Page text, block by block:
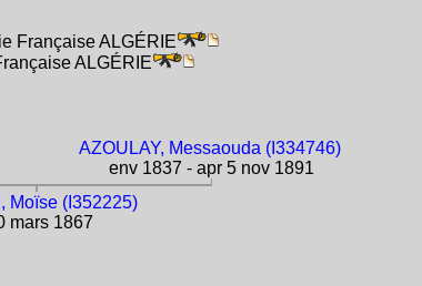
Française ALGÉRIE
ALGÉRIE
AZOULAY, Messaouda (I334746)
env 1837 - apr 5 nov 1891
Moïse (I352225)
mars 1867